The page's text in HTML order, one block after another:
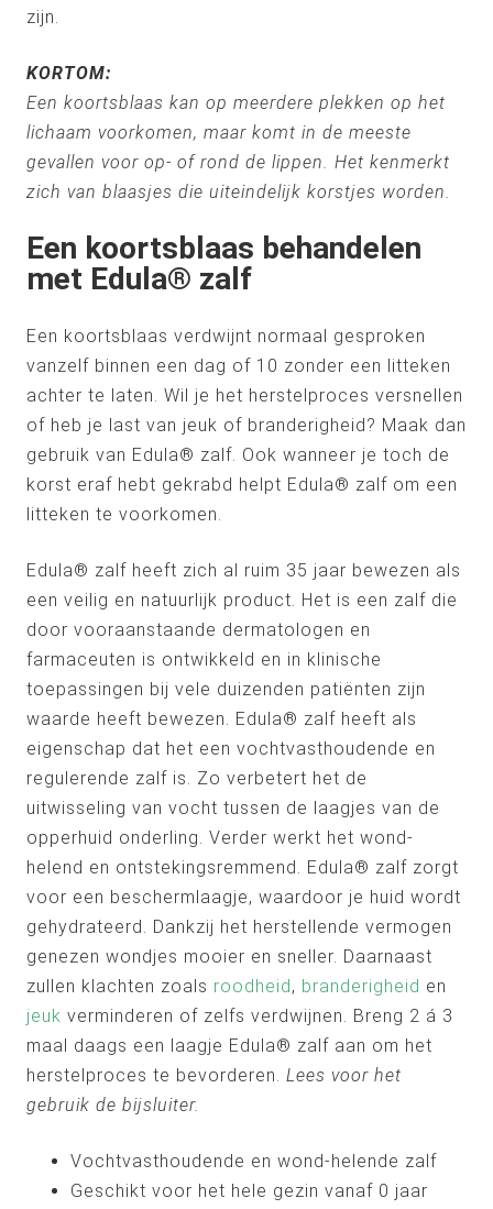
zijn.
KORTOM:
Een koortsblaas kan op meerdere plekken op het
lichaam voorkomen, maar komt in de meeste
gevallen voor op- of rond de lippen. Het kenmerkt
zich van blaasjes die uiteindelijk korstjes worden.
Een koortsblaas behandelen
met Edula® zalf
Een koortsblaas verdwijnt normaal gesproken
vanzelf binnen een dag of 10 zonder een litteken
achter te laten. Wil je het herstelproces versnellen
of heb je last van jeuk of branderigheid? Maak dan
gebruik van Edula® zalf. Ook wanneer je toch de
korst eraf hebt gekrabd helpt Edula® zalf om een
litteken te voorkomen.
Edula® zalf heeft zich al ruim 35 jaar bewezen als
een veilig en natuurlijk product. Het is een zalf die
door vooraanstaande dermatologen en
farmaceuten is ontwikkeld en in klinische
toepassingen bij vele duizenden patiënten zijn
waarde heeft bewezen. Edula® zalf heeft als
eigenschap dat het een vochtvasthoudende en
regulerende zalf is. Zo verbetert het de
uitwisseling van vocht tussen de laagjes van de
opperhuid onderling. Verder werkt het wond-
helend en ontstekingsremmend. Edula® zalf zorgt
voor een beschermlaagje, waardoor je huid wordt
gehydrateerd. Dankzij het herstellende vermogen
genezen wondjes mooier en sneller. Daarnaast
zullen klachten zoals roodheid, branderigheid en
jeuk verminderen of zelfs verdwijnen. Breng 2 á 3
maal daags een laagje Edula® zalf aan om het
herstelproces te bevorderen. Lees voor het
gebruik de bijsluiter.
Vochtvasthoudende en wond-helende zalf
Geschikt voor het hele gezin vanaf 0 jaar